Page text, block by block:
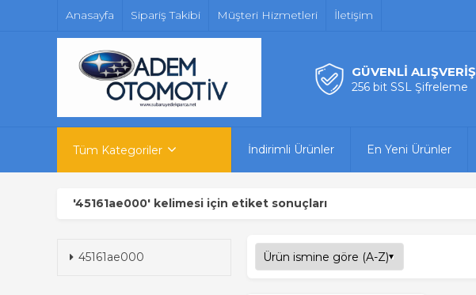
Anasayfa Sipariş Takibi Müşteri Hizmetleri İletişim
GÜVENLİ ALIŞVERİŞ
256 bit SSL Şifreleme
Tüm Kategoriler İndirimli Ürünler En Yeni Ürünler
'45161ae000' kelimesi için etiket sonuçları
45161ae000